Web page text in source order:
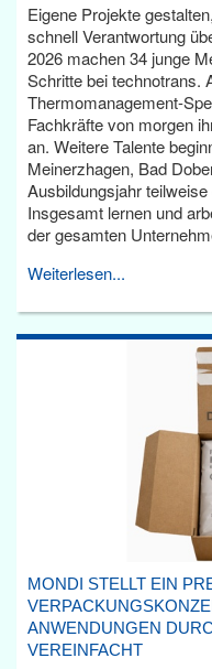
Eigene Projekte
schnell Verantwortung
2026 machen 34 junge
Schritte bei technotrans.
Thermomanagement-
Fachkräfte von morgen
an. Weitere Talente
Meinerzhagen, Bad
Ausbildungsjahr
Insgesamt lernen und
der gesamten
Weiterlesen...
MONDI STELLT EIN
ANWENDUNGEN
VEREINFACHT